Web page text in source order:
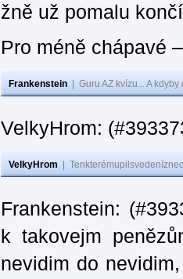
žně už pomalu
Pro méně chápavé
Frankenstein Guru AZ kvízu... A
VelkyHrom:
VelkyHrom
Frankenstein:
k takovejm
nevidim do